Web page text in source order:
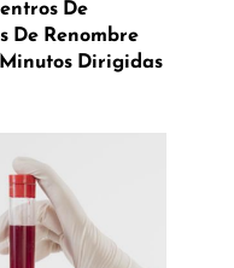
De
De Renombre
Dirigidas